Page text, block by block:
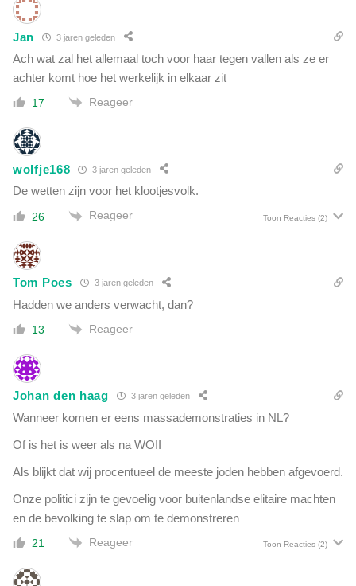
Jan 3 jaren geleden
Ach wat zal het allemaal toch voor haar tegen vallen als ze er
achter komt hoe het werkelijk in elkaar zit
17 Reageer
wolfje168 3 jaren geleden
De wetten zijn voor het klootjesvolk.
26 Reageer Toon Reacties (2)
Tom Poes 3 jaren geleden
Hadden we anders verwacht, dan?
13 Reageer
Johan den haag 3 jaren geleden
Wanneer komen er eens massademonstraties in NL?
Of is het is weer als na WOII
Als blijkt dat wij procentueel de meeste joden hebben afgevoerd.
Onze politici zijn te gevoelig voor buitenlandse elitaire machten
en de bevolking te slap om te demonstreren
21 Reageer Toon Reacties (2)